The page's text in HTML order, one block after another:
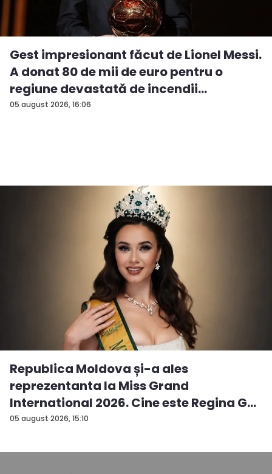
05 august 2026, 16:06
Gest impresionant făcut de Lionel Messi.
A donat 80 de mii de euro pentru o
regiune devastată de incendii
05 august 2026, 15:10
Republica Moldova și-a ales
reprezentanta la Miss Grand
International 2026. Cine este Regina G...